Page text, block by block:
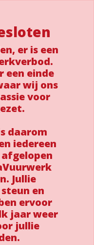
er is een
een einde
wij ons
voor
daarom
iedereen
Jullie
en
ervoor
jaar weer
jullie